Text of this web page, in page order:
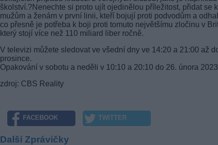
školství.?Nenechte si proto ujít ojedinělou příležitost, přidat se k
mužům a ženám v první linii, kteří bojují proti podvodům a
co přesně je potřeba k boji proti tomuto největšímu zločinu v
který stojí více než 110 miliard liber ročně.
V televizi můžete sledovat ve všední dny ve 14:20 a 21:00 až
prosince.
Opakování v sobotu a neděli v 10:10 a 20:10 do 26. února
zdroj: CBS Reality
FACEBOOK TWITTER
Další Zprávičky